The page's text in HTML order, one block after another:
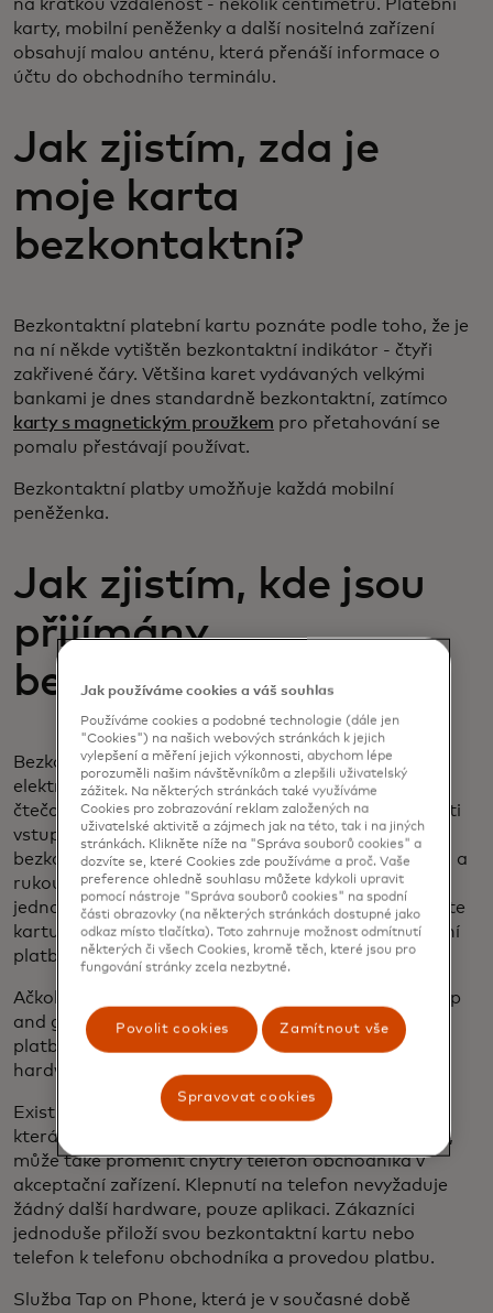
na krátkou vzdálenost - několik centimetrů. Platební
karty, mobilní peněženky a další nositelná zařízení
obsahují malou anténu, která přenáší informace o
účtu do obchodního terminálu.
Jak zjistím, zda je
moje karta
bezkontaktní?
Bezkontaktní platební kartu poznáte podle toho, že je
na ní někde vytištěn bezkontaktní indikátor - čtyři
zakřivené čáry. Většina karet vydávaných velkými
bankami je dnes standardně bezkontaktní, zatímco
karty s magnetickým proužkem pro přetahování se
pomalu přestávají používat.
Bezkontaktní platby umožňuje každá mobilní
peněženka.
Jak zjistím, kde jsou
přijímány
bezkontaktní platby?
Bezkontaktní platby jsou přijímány tam, kde je na
elektronickém platebním terminálu, zařízení nebo
čtečce karet obchodníka nebo na označení v blízkosti
vstupních dveří nebo pokladny vidět symbol
bezkontaktních plateb - stejný indikátor s kroužkem a
rukou držící kartu. Platební terminál může také
jednoduše říci "klepněte, přejeďte prstem nebo vložte
kartu", což znamená, že jsou k dispozici bezkontaktní
platby.
Ačkoli spotřebitelé stále více využívají technologii tap
and go, někteří obchodníci zavádějí bezkontaktní
platby pomaleji, protože se domnívají, že výměna
hardwaru v prodejních místech bude nákladná.
Existují však levné alternativy: Stejná technologie,
která promění váš chytrý telefon v platební zařízení,
může také proměnit chytrý telefon obchodníka v
akceptační zařízení. Klepnutí na telefon nevyžaduje
žádný další hardware, pouze aplikaci. Zákazníci
jednoduše přiloží svou bezkontaktní kartu nebo
telefon k telefonu obchodníka a provedou platbu.
Služba Tap on Phone, která je v současné době
Jak používáme cookies a váš souhlas
Používáme cookies a podobné technologie (dále jen
"Cookies") na našich webových stránkách k jejich
vylepšení a měření jejich výkonnosti, abychom lépe
porozuměli našim návštěvníkům a zlepšili uživatelský
zážitek. Na některých stránkách také využíváme
Cookies pro zobrazování reklam založených na
uživatelské aktivitě a zájmech jak na této, tak i na jiných
stránkách. Klikněte níže na "Správa souborů cookies" a
dozvíte se, které Cookies zde používáme a proč. Vaše
preference ohledně souhlasu můžete kdykoli upravit
pomocí nástroje "Správa souborů cookies" na spodní
části obrazovky (na některých stránkách dostupné jako
odkaz místo tlačítka). Toto zahrnuje možnost odmítnutí
některých či všech Cookies, kromě těch, které jsou pro
fungování stránky zcela nezbytné.
Povolit cookies Zamítnout vše
Spravovat cookies